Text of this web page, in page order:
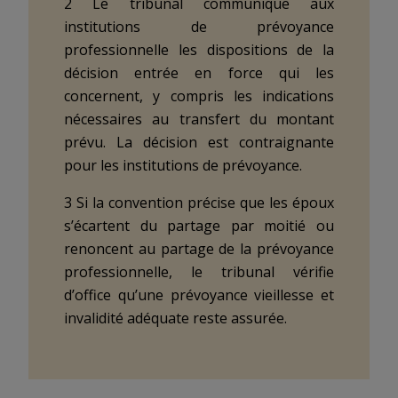
institutions de prévoyance
professionnelle les dispositions de la
décision entrée en force qui les
concernent, y compris les indications
nécessaires au transfert du montant
prévu. La décision est contraignante
pour les institutions de prévoyance.
3 Si la convention précise que les époux
s’écartent du partage par moitié ou
renoncent au partage de la prévoyance
professionnelle, le tribunal vérifie
d’office qu’une prévoyance vieillesse et
invalidité adéquate reste assurée.